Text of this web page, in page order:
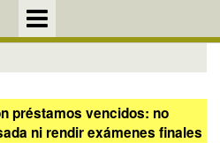
préstamos vencidos: no
ni rendir exámenes finales